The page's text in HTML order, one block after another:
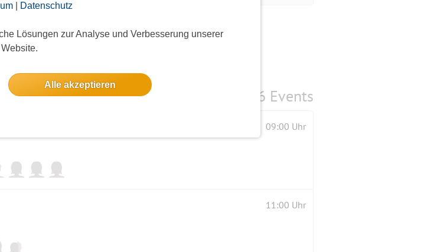
| Datenschutz
Lösungen zur Analyse und Verbesserung unserer
Website.
Alle akzeptieren
6 Events
09:00 Uhr
11:00 Uhr